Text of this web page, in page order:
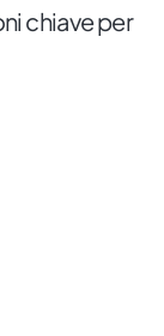
chiave per